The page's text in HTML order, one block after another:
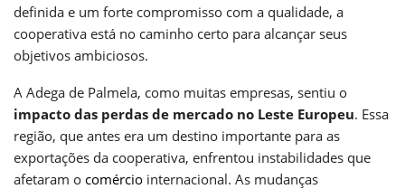
definida e um forte compromisso com a qualidade, a
cooperativa está no caminho certo para alcançar seus
objetivos ambiciosos.
A Adega de Palmela, como muitas empresas, sentiu o
impacto das perdas de mercado no Leste Europeu. Essa
região, que antes era um destino importante para as
exportações da cooperativa, enfrentou instabilidades que
afetaram o comércio internacional. As mudanças